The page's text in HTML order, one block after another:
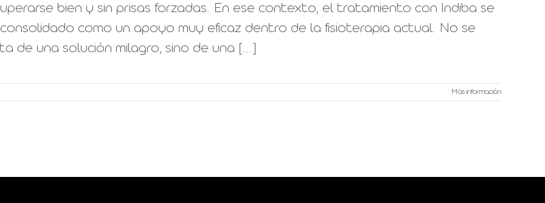
bien y sin prisas forzadas. En ese contexto, el tratamiento con Indiba se
como un apoyo muy eficaz dentro de la fisioterapia actual. No se
de una solución milagro, sino de una [...]
Más información